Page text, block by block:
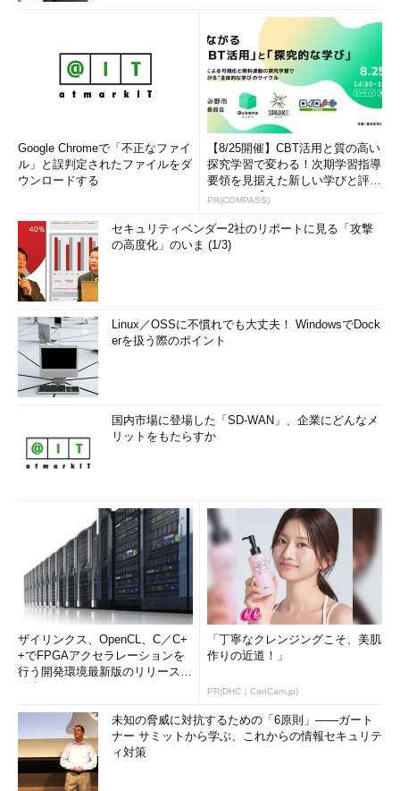
ションの特典として用途限定で例外的に許可されるもの
です。
先ほどの「仮想マシンライセンスのFAQ」のページにも書いて
いますが、そもそもWindowsデスクトップOSの製品使用権で
は、Microsoft Azureのようなマルチテナント型ホスティングで
の使用は制限されています。これは、Microsoft Azure仮想マシ
ンに限った話ではなく、他社のパブリッククラウドでも制限され
ます。つまり、パブリッククラウドを利用して、VDI（Virtual
Desktop Infrastructure：仮想デスクック基盤）を構築するとい
いうことになります。
WindowsデスクトップOSを使用しないVDI環境であれば、現在
のライセンス体系でもパブリッククラウドで実現可能です。それ
ンホストをMicrosoft Azure仮想マシンや他社のパブリッククラ
ウドでホストして、マルチユーザーで利用する
5）。Windows Server 2008 R2のリモートデスクトップサービ
ス（RDS）はWindows 7相当、Windows Server 2012のRDSなら
Windows 8相当、Windows Server 2012 R2のRDSならWindows
8.1相当のデスクトップ環境を提供することが可能です。
画面5Windows Server 2012 R2 UpdateのRDSで構築した
セッションベースの仮想デスクトップ。Windows 8.1 Updat
eと同じエクスペリエンスを提供できる。2014年1月からはR
DS CALの権利が拡張され、クラウド上にサーバーを配置で
サービスプロバイダーの場合は、「Microsoft Services
Provider License Agreement」（SPLA）というライセンスプロ
グラムを通じて、そのようなサービスを提供可能です。その場
合、エンドユーザーは「RDS CAL」（クライアントアクセスラ
Google Chromeで「不正なファイ
ル」と誤判定されたファイルをダ
ウンロードする
【8/25開催】CBT活用と質の高い
探究学習で変わる！次期学習指導
要領を見据えた新しい学びと評価
のカタチ【オンラインイベ...
PR(COMPASS)
セキュリティベンダー2社のリポートに見る「攻撃
の高度化」のいま (1/3)
Linux／OSSに不慣れでも大丈夫！ WindowsでDock
erを扱う際のポイント
国内市場に登場した「SD-WAN」、企業にどんなメ
リットをもたらすか
ザイリンクス、OpenCL、C／C+
+でFPGAアクセラレーションを
行う開発環境最新版のリリースを
「丁寧なクレンジングこそ、美肌
作りの近道！」
PR(DHC｜CanCam.jp)
未知の脅威に対抗するための「6原則」――ガート
ナー サミットから学ぶ、これからの情報セキュリテ
ィ対策